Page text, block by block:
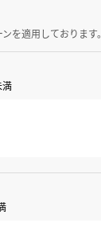
を適用しております。
満